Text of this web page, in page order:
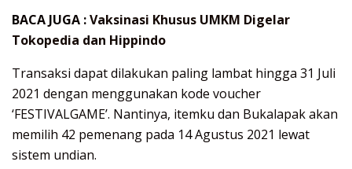
BACA JUGA :Vaksinasi Khusus UMKM Digelar
Tokopedia dan Hippindo
Transaksi dapat dilakukan paling lambat hingga 31 Juli
2021 dengan menggunakan kode voucher
‘FESTIVALGAME’. Nantinya, itemku dan Bukalapak akan
memilih 42 pemenang pada 14 Agustus 2021 lewat
sistem undian.